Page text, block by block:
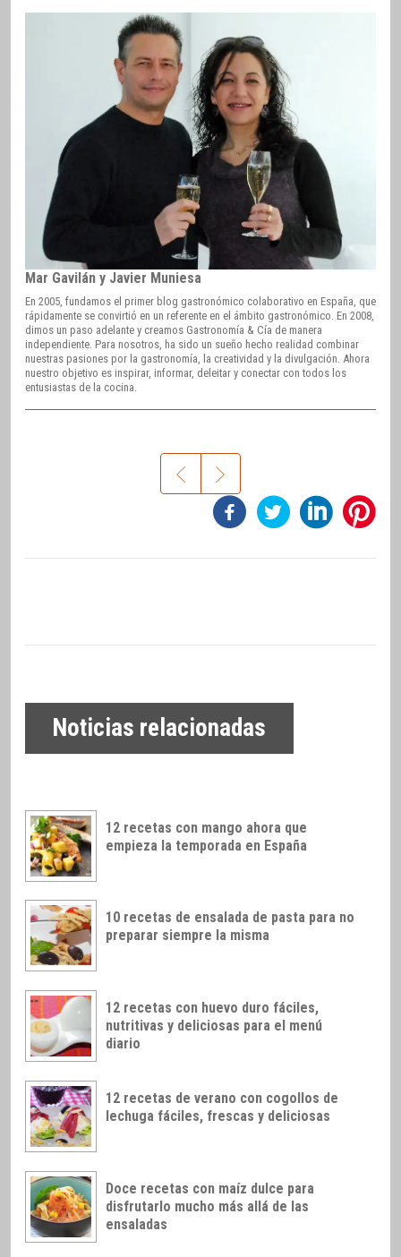
Mar Gavilán y Javier Muniesa
En 2005, fundamos el primer blog gastronómico colaborativo en España, que
rápidamente se convirtió en un referente en el ámbito gastronómico. En 2008,
dimos un paso adelante y creamos Gastronomía & Cía de manera
independiente. Para nosotros, ha sido un sueño hecho realidad combinar
nuestras pasiones por la gastronomía, la creatividad y la divulgación. Ahora
nuestro objetivo es inspirar, informar, deleitar y conectar con todos los
entusiastas de la cocina.
Noticias relacionadas
12 recetas con mango ahora que
empieza la temporada en España
10 recetas de ensalada de pasta para no
preparar siempre la misma
12 recetas con huevo duro fáciles,
nutritivas y deliciosas para el menú
diario
12 recetas de verano con cogollos de
lechuga fáciles, frescas y deliciosas
Doce recetas con maíz dulce para
disfrutarlo mucho más allá de las
ensaladas